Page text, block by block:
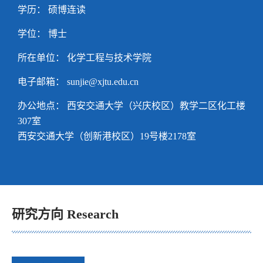
学历： 硕博连读
学位： 博士
所在单位： 化学工程与技术学院
电子邮箱： sunjie@xjtu.edu.cn
办公地点： 西安交通大学（兴庆校区）教学二区化工楼
307室
西安交通大学（创新港校区）19号楼2178室
研究方向 Research